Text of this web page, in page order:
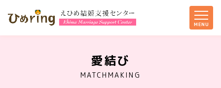
愛結び
MATCHMAKING